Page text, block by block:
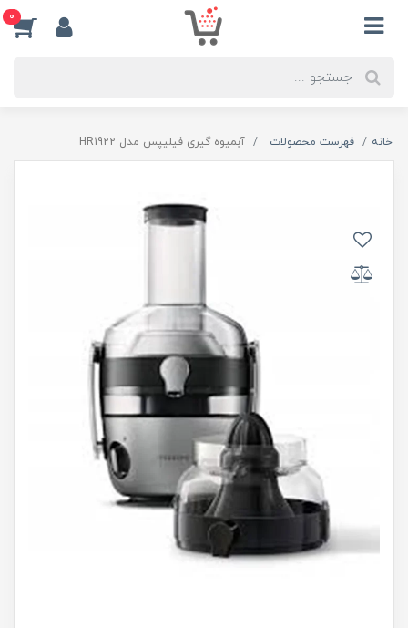
0
خانه فهرست محصولات آبمیوه گیری فیلیپس مدل HR1922